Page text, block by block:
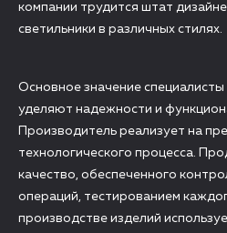
компании трудится штат
светильники в различных стилях.
Основное значение
уделяют надежности и
Производитель реализует на
технологического процесса.
качество, обеспеченного
операций, тестированием
производстве изделий